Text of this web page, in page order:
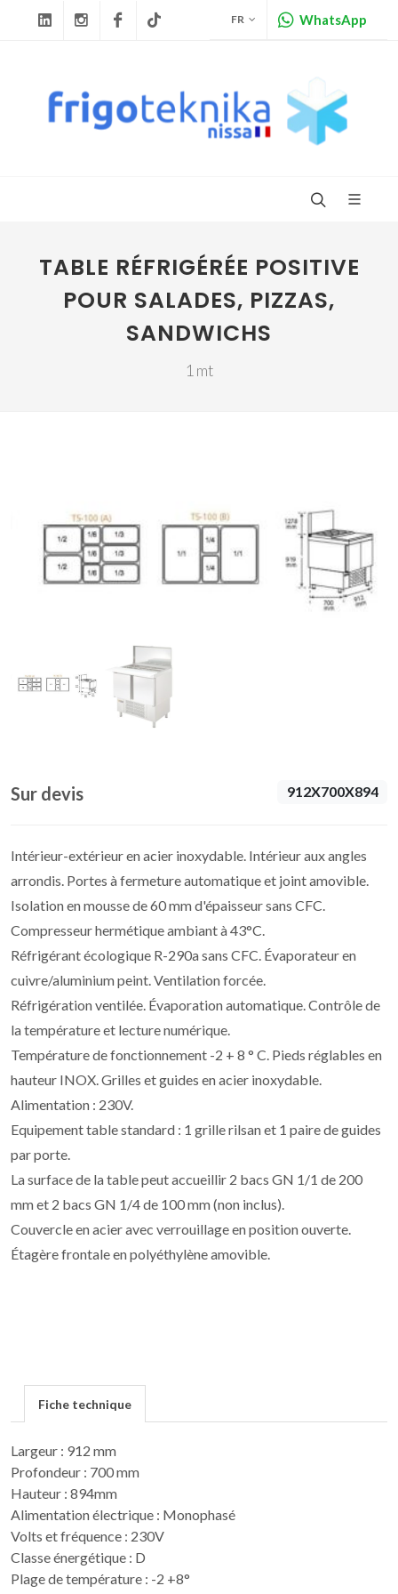
LinkedinInstagramFacebook FR WhatsApp
TABLE RÉFRIGÉRÉE POSITIVE
POUR SALADES, PIZZAS,
SANDWICHS
1 mt
Sur devis 912X700X894
Intérieur-extérieur en acier inoxydable. Intérieur aux angles
arrondis. Portes à fermeture automatique et joint amovible.
Isolation en mousse de 60 mm d'épaisseur sans CFC.
Compresseur hermétique ambiant à 43°C.
Réfrigérant écologique R-290a sans CFC. Évaporateur en
cuivre/aluminium peint. Ventilation forcée.
Réfrigération ventilée. Évaporation automatique. Contrôle de
la température et lecture numérique.
Température de fonctionnement -2 + 8 ° C. Pieds réglables en
hauteur INOX. Grilles et guides en acier inoxydable.
Alimentation : 230V.
Equipement table standard : 1 grille rilsan et 1 paire de guides
par porte.
La surface de la table peut accueillir 2 bacs GN 1/1 de 200
mm et 2 bacs GN 1/4 de 100 mm (non inclus).
Couvercle en acier avec verrouillage en position ouverte.
Étagère frontale en polyéthylène amovible.
Fiche technique
Largeur : 912 mm
Profondeur : 700 mm
Hauteur : 894mm
Alimentation électrique : Monophasé
Volts et fréquence : 230V
Classe énergétique : D
Plage de température : -2 +8°